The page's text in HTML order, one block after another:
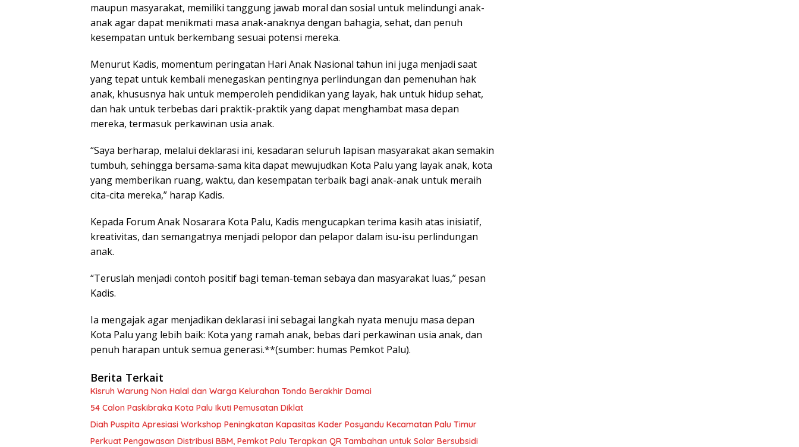
maupun masyarakat, memiliki tanggung jawab moral dan sosial untuk melindungi anak-
anak agar dapat menikmati masa anak-anaknya dengan bahagia, sehat, dan penuh
kesempatan untuk berkembang sesuai potensi mereka.
Menurut Kadis, momentum peringatan Hari Anak Nasional tahun ini juga menjadi saat
yang tepat untuk kembali menegaskan pentingnya perlindungan dan pemenuhan hak
anak, khususnya hak untuk memperoleh pendidikan yang layak, hak untuk hidup sehat,
dan hak untuk terbebas dari praktik-praktik yang dapat menghambat masa depan
mereka, termasuk perkawinan usia anak.
“Saya berharap, melalui deklarasi ini, kesadaran seluruh lapisan masyarakat akan semakin
tumbuh, sehingga bersama-sama kita dapat mewujudkan Kota Palu yang layak anak, kota
yang memberikan ruang, waktu, dan kesempatan terbaik bagi anak-anak untuk meraih
cita-cita mereka,” harap Kadis.
Kepada Forum Anak Nosarara Kota Palu, Kadis mengucapkan terima kasih atas inisiatif,
kreativitas, dan semangatnya menjadi pelopor dan pelapor dalam isu-isu perlindungan
anak.
“Teruslah menjadi contoh positif bagi teman-teman sebaya dan masyarakat luas,” pesan
Kadis.
Ia mengajak agar menjadikan deklarasi ini sebagai langkah nyata menuju masa depan
Kota Palu yang lebih baik: Kota yang ramah anak, bebas dari perkawinan usia anak, dan
penuh harapan untuk semua generasi.**(sumber: humas Pemkot Palu).
Berita Terkait
Kisruh Warung Non Halal dan Warga Kelurahan Tondo Berakhir Damai
54 Calon Paskibraka Kota Palu Ikuti Pemusatan Diklat
Diah Puspita Apresiasi Workshop Peningkatan Kapasitas Kader Posyandu Kecamatan Palu Timur
Perkuat Pengawasan Distribusi BBM, Pemkot Palu Terapkan QR Tambahan untuk Solar Bersubsidi